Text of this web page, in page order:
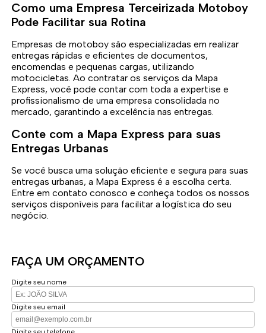
Como uma Empresa Terceirizada Motoboy
Pode Facilitar sua Rotina
Empresas de motoboy são especializadas em realizar
entregas rápidas e eficientes de documentos,
encomendas e pequenas cargas, utilizando
motocicletas. Ao contratar os serviços da Mapa
Express, você pode contar com toda a expertise e
profissionalismo de uma empresa consolidada no
mercado, garantindo a excelência nas entregas.
Conte com a Mapa Express para suas
Entregas Urbanas
Se você busca uma solução eficiente e segura para suas
entregas urbanas, a Mapa Express é a escolha certa.
Entre em contato conosco e conheça todos os nossos
serviços disponíveis para facilitar a logística do seu
negócio.
FAÇA UM ORÇAMENTO
Digite seu nome
Digite seu email